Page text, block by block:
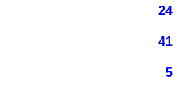
24
41
5